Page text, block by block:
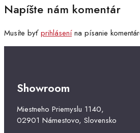
Napíšte nám komentár
Musíte byťprihlásenína písanie
Showroom
Miestneho Priemyslu 1140,
02901 Námestovo, Slovensko